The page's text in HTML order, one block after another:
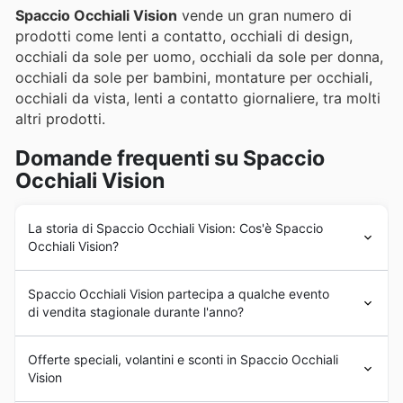
Spaccio Occhiali Vision vende un gran numero di
prodotti come lenti a contatto, occhiali di design,
occhiali da sole per uomo, occhiali da sole per donna,
occhiali da sole per bambini, montature per occhiali,
occhiali da vista, lenti a contatto giornaliere, tra molti
altri prodotti.
Domande frequenti su Spaccio
Occhiali Vision
La storia di Spaccio Occhiali Vision: Cos'è Spaccio
Occhiali Vision?
'80 in Italia e fin dall'inizio l'azienda produceva e
commercializzava occhiali da sole e occhiali da vista, sia
per il mercato italiano che per quello estero.Spaccio
Occhiali Vision ha sempre avuto la missione di offrire ai
propri clienti prodotti di eccellente qualità e dal design
Spaccio Occhiali Vision partecipa a qualche evento
di vendita stagionale durante l'anno?
attivamente a numerosi eventi di saldi stagionali durante
tutto l'anno, offrendo sconti imperdibili sui loro occhiali e
Offerte speciali, volantini e sconti in Spaccio Occhiali
Vision